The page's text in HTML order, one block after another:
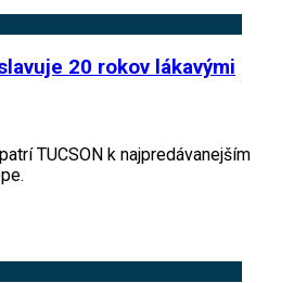
20 rokov lákavými
TUCSON k najpredávanejším